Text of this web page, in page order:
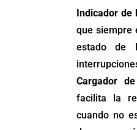
Indicador de
que siempre
estado de
Cargador
facilita la
cuando no